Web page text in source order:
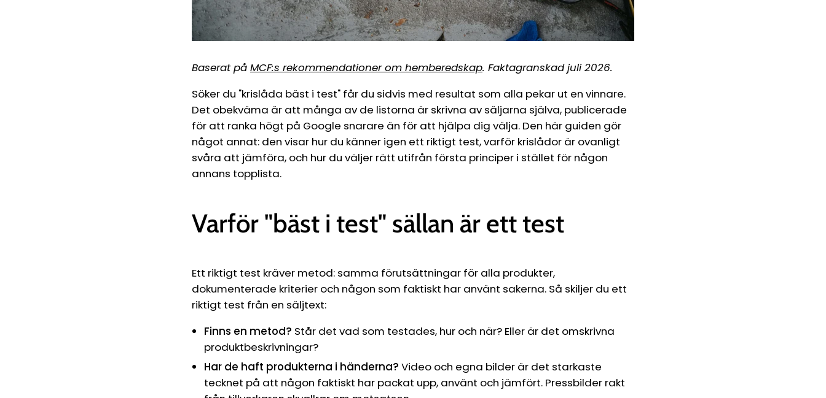
Baserat på MCF:s rekommendationer om hemberedskap. Faktagranskad juli 2026.
Söker du "krislåda bäst i test" får du sidvis med resultat som alla pekar ut en vinnare.
Det obekväma är att många av de listorna är skrivna av säljarna själva, publicerade
för att ranka högt på Google snarare än för att hjälpa dig välja. Den här guiden gör
något annat: den visar hur du känner igen ett riktigt test, varför krislådor är ovanligt
svåra att jämföra, och hur du väljer rätt utifrån första principer i stället för någon
annans topplista.
Varför "bäst i test" sällan är ett test
Ett riktigt test kräver metod: samma förutsättningar för alla produkter,
dokumenterade kriterier och någon som faktiskt har använt sakerna. Så skiljer du ett
riktigt test från en säljtext:
Finns en metod? Står det vad som testades, hur och när? Eller är det omskrivna
produktbeskrivningar?
Har de haft produkterna i händerna? Video och egna bilder är det starkaste
tecknet på att någon faktiskt har packat upp, använt och jämfört. Pressbilder rakt